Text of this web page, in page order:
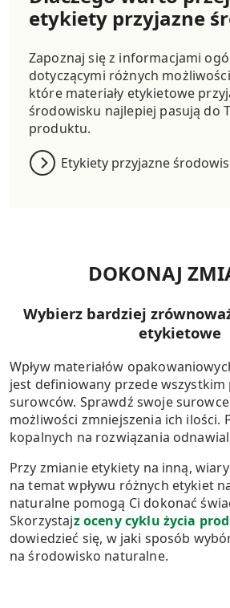
etykiety przyjazne
Zapoznaj się z informacjami
dotyczącymi różnych
które materiały etykietowe
środowisku najlepiej pasują do
produktu.
Etykiety przyjazne
DOKONAJ
Wybierz bardziej
etykietowe
Wpływ materiałów
jest definiowany przede
surowców. Sprawdź swoje
możliwości zmniejszenia ich ilości.
kopalnych na rozwiązania
Przy zmianie etykiety na inną,
na temat wpływu różnych etykiet
naturalne pomogą Ci dokonać
Skorzystajz oceny cyklu życia
dowiedzieć się, w jaki sposób
na środowisko naturalne.